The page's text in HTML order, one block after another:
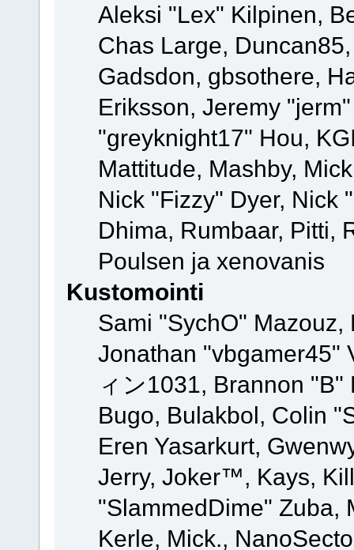
Aleksi "Lex" Kilpinen,
Chas Large,
Gadsdon, gbsothere,
Eriksson, Jeremy
"greyknight17" Hou,
Mattitude, Mashby,
Nick "Fizzy" Dyer, Nick
Dhima, Rumbaar, Pitti,
Poulsen ja xenovanis
Kustomointi
Sami "SychO"
Jonathan "vbgamer45"
ィン1031, Brannon
Bugo, Bulakbol, Colin
Eren Yasarkurt,
Jerry, Joker™, Kays,
"SlammedDime" Zuba,
Kerle, Mick.,